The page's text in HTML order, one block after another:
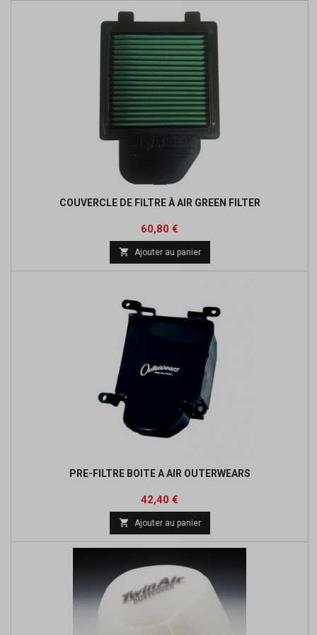
COUVERCLE DE FILTRE À AIR GREEN FILTER
Prix
60,80 €
base
 Ajouter au panier
PRE-FILTRE BOITE A AIR OUTERWEARS
Prix
42,40 €
base
 Ajouter au panier